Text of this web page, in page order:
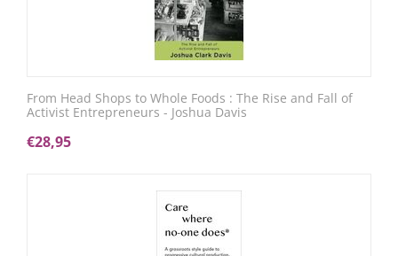
From Head Shops to Whole Foods : The Rise and Fall of
Activist Entrepreneurs - Joshua Davis
€28,95